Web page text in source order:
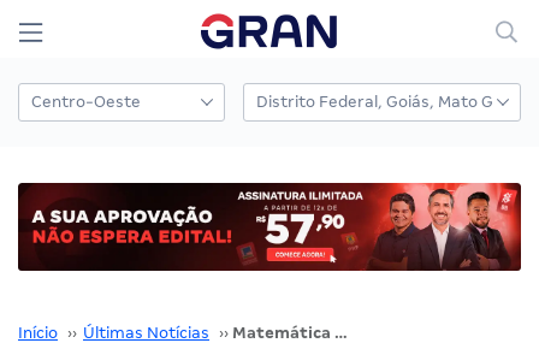
Início ›› Últimas Notícias ›› Matemática para concurso público. Fique por dentro!